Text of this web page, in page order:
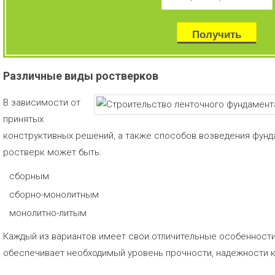
Различные виды ростверков
В зависимости от
принятых
конструктивных решений, а также способов возведения
ростверк может быть:
сборным
сборно-монолитным
монолитно-литым
Каждый из вариантов имеет свои отличительные
обеспечивает необходимый уровень прочности, надежности